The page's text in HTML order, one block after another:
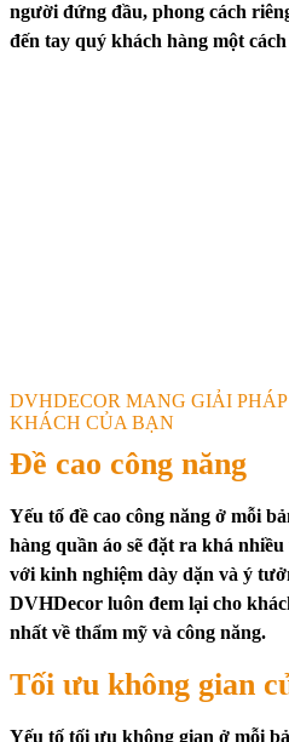
người đứng đầu, phong cách
đến tay quý khách hàng một
DVHDECOR MANG GIẢI
KHÁCH CỦA BẠN
Đề cao công năng
Yếu tố đề cao công năng ở mỗi
hàng quần áo sẽ đặt ra khá
với kinh nghiệm dày dặn và ý
DVHDecor luôn đem lại cho
nhất về thẩm mỹ và công năng.
Tối ưu không gian
Yếu tố tối ưu không gian ở mỗi